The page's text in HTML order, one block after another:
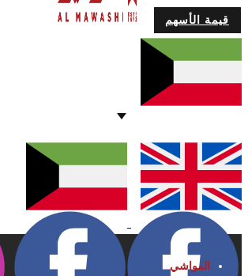
قيمة الأسهم
المواشي